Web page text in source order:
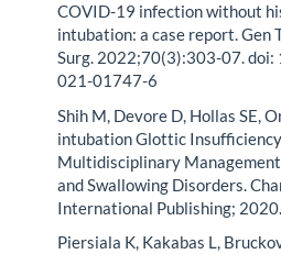
COVID-19 infection without
intubation: a case report. Gen
Surg. 2022;70(3):303-07.
021-01747-6
Shih M, Devore D, Hollas SE,
intubation Glottic
Multidisciplinary
and Swallowing Disorders.
International Publishing;
Piersiala K, Kakabas L,